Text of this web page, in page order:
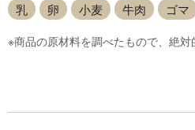
乳 卵 小麦 牛肉 ゴマ
※商品の原材料を調べたもので、絶対